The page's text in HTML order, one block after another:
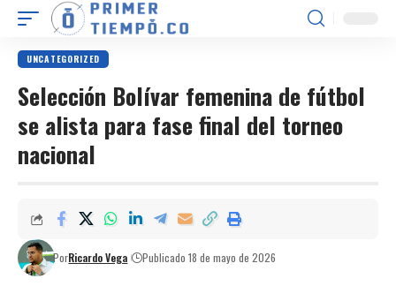
UNCATEGORIZED
Selección Bolívar femenina de fútbol
se alista para fase final del torneo
nacional
PorRicardo Vega Publicado 18 de mayo de 2026